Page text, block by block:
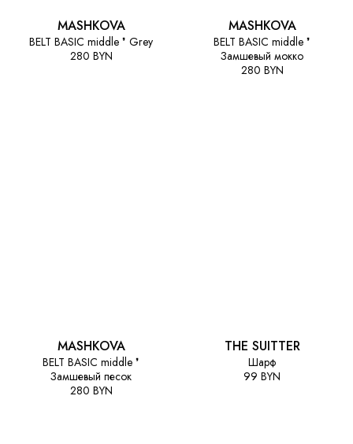
MASHKOVA
BELT BASIC middle ❜ Grey
280 BYN
MASHKOVA
BELT BASIC middle ❜
Замшевый мокко
280 BYN
MASHKOVA
BELT BASIC middle ❜
Замшевый песок
280 BYN
THE SUITTER
Шарф
99 BYN